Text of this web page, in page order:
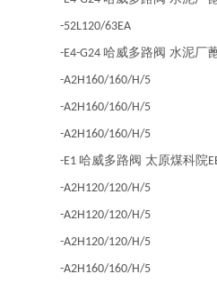
-52L120/63EA
-E4-G24哈威多路阀 水泥厂
-A2H160/160/H/5
-A2H160/160/H/5
-A2H160/160/H/5
-E1哈威多路阀 太原煤科院
-A2H120/120/H/5
-A2H120/120/H/5
-A2H120/120/H/5
-A2H160/160/H/5